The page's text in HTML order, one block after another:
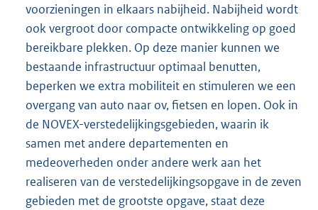
voorzieningen in elkaars nabijheid. Nabijheid wordt
ook vergroot door compacte ontwikkeling op goed
bereikbare plekken. Op deze manier kunnen we
bestaande infrastructuur optimaal benutten,
beperken we extra mobiliteit en stimuleren we een
overgang van auto naar ov, fietsen en lopen. Ook in
de NOVEX-verstedelijkingsgebieden, waarin ik
samen met andere departementen en
medeoverheden onder andere werk aan het
realiseren van de verstedelijkingsopgave in de zeven
gebieden met de grootste opgave, staat deze